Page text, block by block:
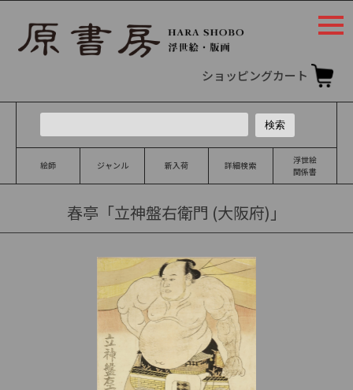
ショッピングカート
絵師 ジャンル 新入荷 詳細検索
浮世絵
関係書
春亭「立神盤右衛門 (大阪府)」